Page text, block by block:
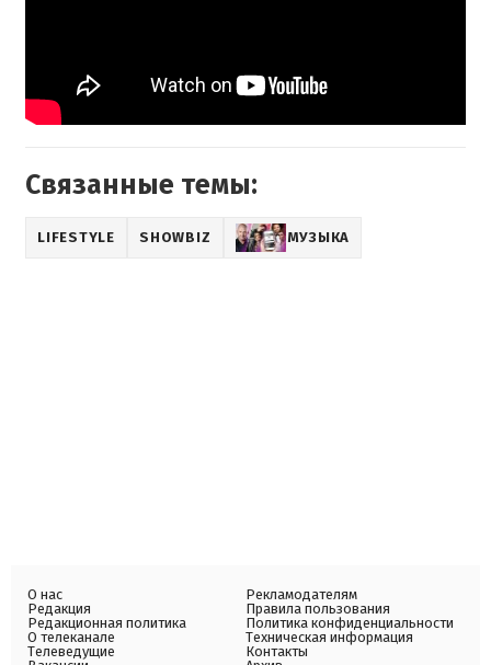
Связанные темы:
LIFESTYLE SHOWBIZ МУЗЫКА
О нас
Редакция
Редакционная политика
О телеканале
Телеведущие
Рекламодателям
Правила пользования
Политика конфиденциальности
Техническая информация
Контакты